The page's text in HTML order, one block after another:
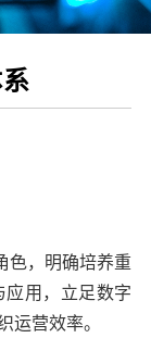
色，明确培养重
应用，立足数字
运营效率。